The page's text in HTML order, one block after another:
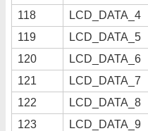
118
LCD_DATA_4
119
LCD_DATA_5
120
LCD_DATA_6
121
LCD_DATA_7
122
LCD_DATA_8
123
LCD_DATA_9